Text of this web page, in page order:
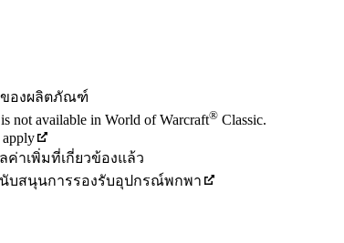
องผลิตภัณฑ์
not available in World of Warcraft® Classic.
ค่าเพิ่มที่เกี่ยวข้องแล้ว
บสนุนการรองรับอุปกรณ์พกพา